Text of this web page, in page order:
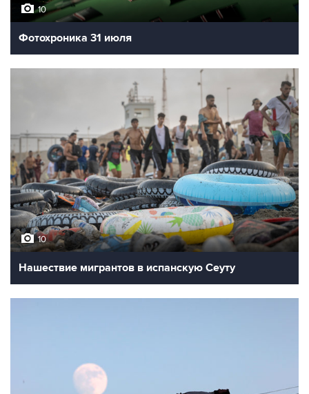
10
Фотохроника 31 июля
10
Нашествие мигрантов в испанскую Сеуту